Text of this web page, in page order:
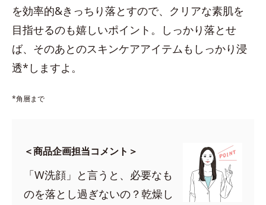
を効率的&きっちり落とすので、クリアな素肌を
目指せるのも嬉しいポイント。しっかり落とせ
ば、そのあとのスキンケアアイテムもしっかり浸
透*しますよ。
*角層まで
＜商品企画担当コメント＞
「W洗顔」と言うと、必要なも
のを落とし過ぎないの？乾燥し